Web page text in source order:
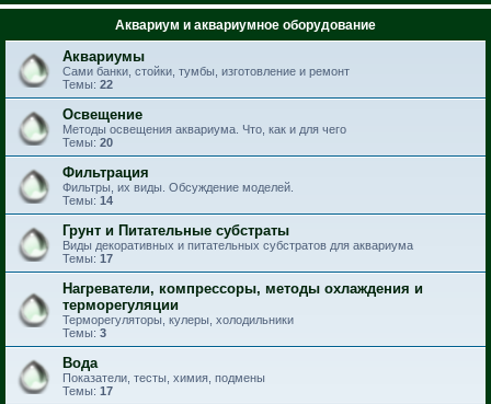
Аквариум и аквариумное оборудование
Аквариумы
Сами банки, стойки, тумбы, изготовление и ремонт
Темы: 22
Освещение
Методы освещения аквариума. Что, как и для чего
Темы: 20
Фильтрация
Фильтры, их виды. Обсуждение моделей.
Темы: 14
Грунт и Питательные субстраты
Виды декоративных и питательных субстратов для аквариума
Темы: 17
Нагреватели, компрессоры, методы охлаждения и
терморегуляции
Терморегуляторы, кулеры, холодильники
Темы: 3
Вода
Показатели, тесты, химия, подмены
Темы: 17